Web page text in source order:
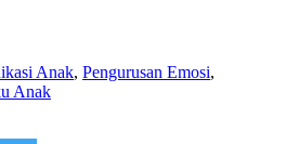
Anak, Pengurusan Emosi,
Anak